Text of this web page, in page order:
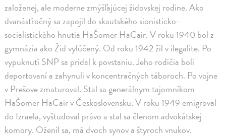
založenej, ale moderne zmýšľajúcej židovskej rodine. Ako
dvanásťročný sa zapojil do skautského sionisticko-
socialistického hnutia HaŠomer HaCair. V roku 1940 bol z
gymnázia ako Žid vylúčený. Od roku 1942 žil v ilegalite. Po
vypuknutí SNP sa pridal k povstaniu. Jeho rodičia boli
deportovaní a zahynuli v koncentračných táboroch. Po vojne
v Prešove zmaturoval. Stal sa generálnym tajomníkom
HaŠomer HaCair v Československu. V roku 1949 emigroval
do Izraela, vyštudoval právo a stal sa členom advokátskej
komory. Oženil sa, má dvoch synov a štyroch vnukov.